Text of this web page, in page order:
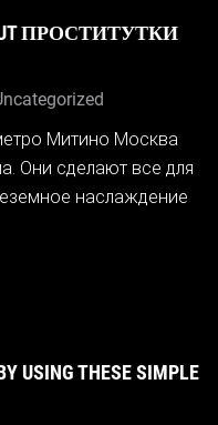
ПРОСТИТУТКИ
Митино Москва
Они сделают все для
наслаждение
USING THESE SIMPLE